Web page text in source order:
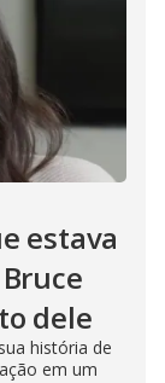
estava
dele
história de
em um